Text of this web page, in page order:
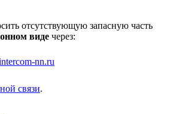
отсутствующую запасную часть
виде через:
nn.ru
связи.